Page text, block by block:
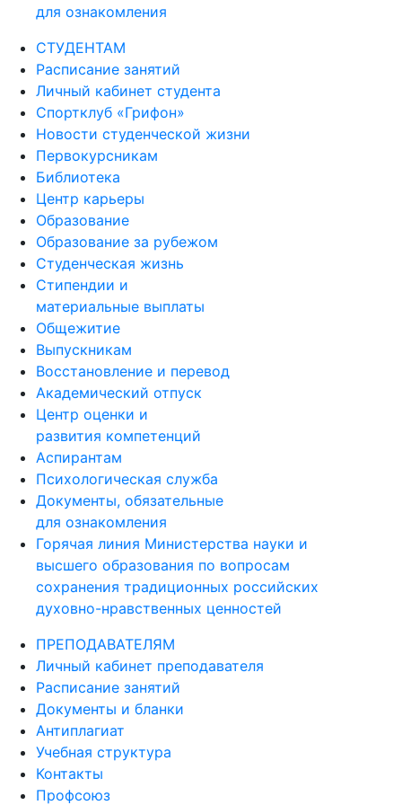
для ознакомления
СТУДЕНТАМ
Расписание занятий
Личный кабинет студента
Спортклуб «Грифон»
Новости студенческой жизни
Первокурсникам
Библиотека
Центр карьеры
Образование
Образование за рубежом
Студенческая жизнь
Стипендии и
материальные выплаты
Общежитие
Выпускникам
Восстановление и перевод
Академический отпуск
Центр оценки и
развития компетенций
Аспирантам
Психологическая служба
Документы, обязательные
для ознакомления
Горячая линия Министерства науки и
высшего образования по вопросам
сохранения традиционных российских
духовно-нравственных ценностей
ПРЕПОДАВАТЕЛЯМ
Личный кабинет преподавателя
Расписание занятий
Документы и бланки
Антиплагиат
Учебная структура
Контакты
Профсоюз